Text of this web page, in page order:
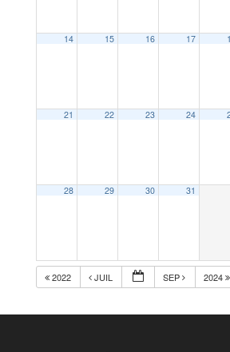
14 15 16 17
21 22 23 24
28 29 30 31
2022 JUIL SEP 2024